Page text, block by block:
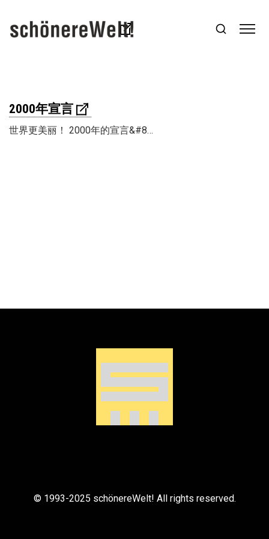
2000年宣言
世界更美丽！ 2000年的宣言&#8…
© 1993-2025 schönereWelt! All rights reserved.